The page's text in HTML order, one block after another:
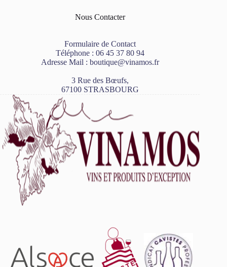
Nous Contacter
Formulaire de Contact
Téléphone : 06 45 37 80 94
Adresse Mail : boutique@vinamos.fr
3 Rue des Bœufs,
67100 STRASBOURG